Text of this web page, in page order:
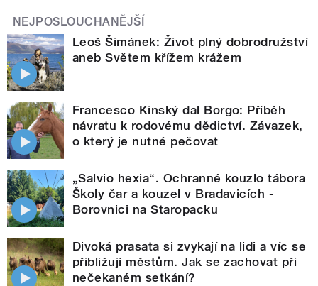
NEJPOSLOUCHANĚJŠÍ
Leoš Šimánek: Život plný dobrodružství
aneb Světem křížem krážem
Francesco Kinský dal Borgo: Příběh
návratu k rodovému dědictví. Závazek,
o který je nutné pečovat
„Salvio hexia“. Ochranné kouzlo tábora
Školy čar a kouzel v Bradavicích -
Borovnici na Staropacku
Divoká prasata si zvykají na lidi a víc se
přibližují městům. Jak se zachovat při
nečekaném setkání?